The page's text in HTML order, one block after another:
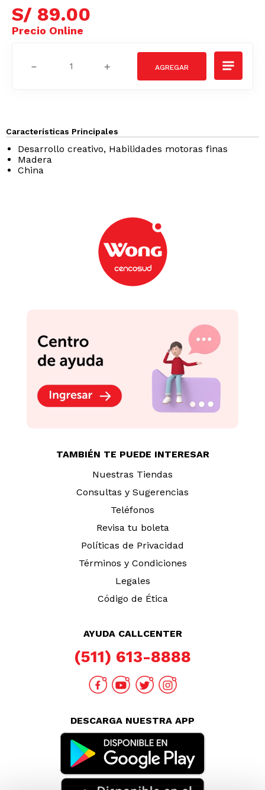
S/ 89.00
＋
－
Características Principales
Desarrollo creativo, Habilidades motoras finas
Madera
China
TAMBIÉN TE PUEDE INTERESAR
Nuestras Tiendas
Consultas y Sugerencias
Teléfonos
Revisa tu boleta
Políticas de Privacidad
Términos y Condiciones
Legales
Código de Ética
AYUDA CALLCENTER
(511) 613-8888
DESCARGA NUESTRA APP